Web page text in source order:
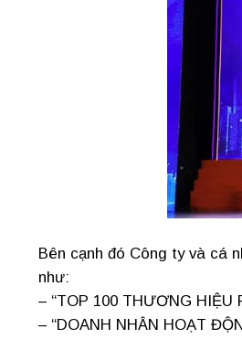
Bên cạnh đó Công ty và cá
như:
– “TOP 100 THƯƠNG HIỆU
– “DOANH NHÂN HOẠT